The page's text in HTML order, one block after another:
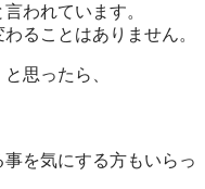
われています。
ることはありません。
思ったら、
事を気にする方もいらっ